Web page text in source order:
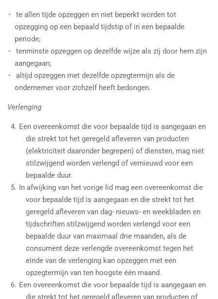
te allen tijde opzeggen en niet beperkt worden tot
opzegging op een bepaald tijdstip of in een bepaalde
periode;
tenminste opzeggen op dezelfde wijze als zij door hem zijn
aangegaan;
altijd opzeggen met dezelfde opzegtermijn als de
ondernemer voor zichzelf heeft bedongen.
Verlenging
Een overeenkomst die voor bepaalde tijd is aangegaan en
die strekt tot het geregeld afleveren van producten
(elektriciteit daaronder begrepen) of diensten, mag niet
stilzwijgend worden verlengd of vernieuwd voor een
bepaalde duur.
In afwijking van het vorige lid mag een overeenkomst die
voor bepaalde tijd is aangegaan en die strekt tot het
geregeld afleveren van dag- nieuws- en weekbladen en
tijdschriften stilzwijgend worden verlengd voor een
bepaalde duur van maximaal drie maanden, als de
consument deze verlengde overeenkomst tegen het
einde van de verlenging kan opzeggen met een
opzegtermijn van ten hoogste één maand.
Een overeenkomst die voor bepaalde tijd is aangegaan en
die strekt tot het geregeld afleveren van producten of